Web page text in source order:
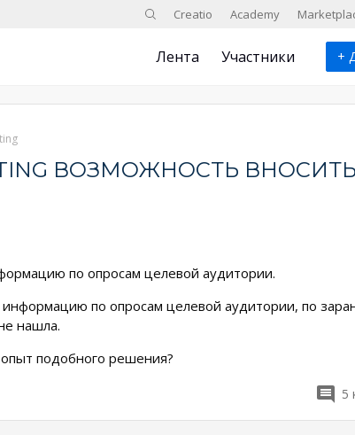
ПоискCreatio Academy
Лента Участники +
ВОЗМОЖНОСТЬ ВНОСИТЬ
по опросам целевой аудитории.
по опросам целевой аудитории, по
нашла.
подобного решения?
5